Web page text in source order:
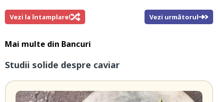
Vezi la întamplare! Vezi următorul
Mai multe din Bancuri
Studii solide despre caviar